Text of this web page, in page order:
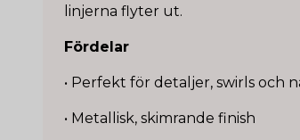
linjerna flyter ut.
Fördelar
• Perfekt för detaljer, swirls och
• Metallisk, skimrande finish